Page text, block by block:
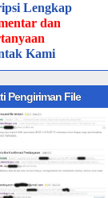
Lengkap
dan
Kami
Pengiriman File